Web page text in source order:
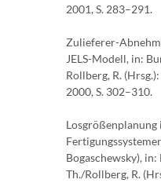
2001, S. 283–291.
Zulieferer-
JELS-Modell, in:
Rollberg, R.
2000, S. 302–310.
Bogaschewsky),
Th./Rollberg, R.